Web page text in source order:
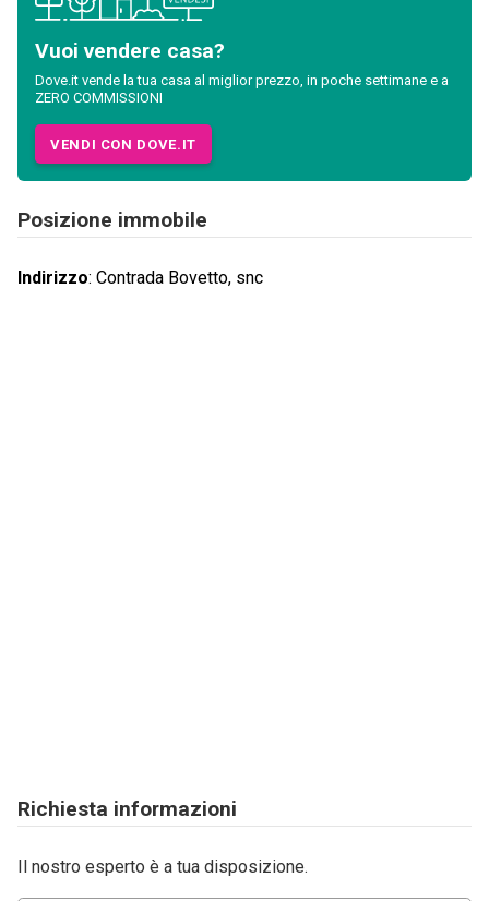
Vuoi vendere casa?
Dove.it vende la tua casa al miglior prezzo, in poche settimane e a
ZERO COMMISSIONI
VENDI CON DOVE.IT
Posizione immobile
Indirizzo: Contrada Bovetto, snc
Richiesta informazioni
Il nostro esperto è a tua disposizione.